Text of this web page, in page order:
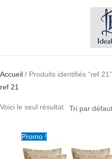
Accueil / Produits identifiés “ref 21”
ref 21
Voici le seul résultat
Promo !
prix :